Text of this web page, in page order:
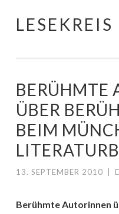
Springe
LESEKREIS
BERÜHMTE
ÜBER
BEIM
13. SEPTEMBER 2010
Berühmte Autorinnen